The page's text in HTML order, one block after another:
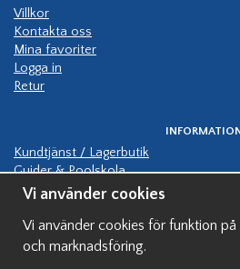
Villkor
Kontakta oss
Mina favoriter
Logga in
Retur
Kundtjänst / Lagerbutik
Guider & Poolskola
Manualer
Hjälp bygga pool
Finansiering av pool
Vi använder cookies
Vi använder cookies för funktion
och marknadsföring.